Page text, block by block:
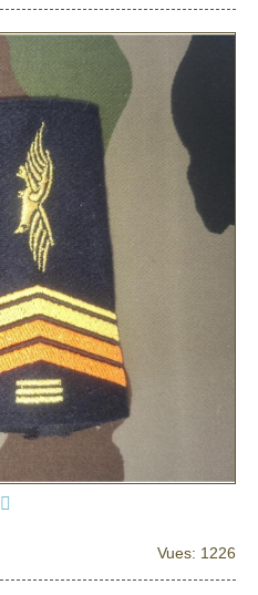
Vues: 1226